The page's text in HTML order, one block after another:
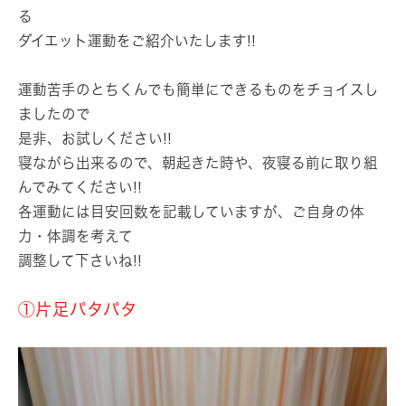
る
ダイエット運動をご紹介いたします!!
運動苦手のとちくんでも簡単にできるものをチョイスし
ましたので
是非、お試しください!!
寝ながら出来るので、朝起きた時や、夜寝る前に取り組
んでみてください!!
各運動には目安回数を記載していますが、ご自身の体
力・体調を考えて
調整して下さいね!!
①片足パタパタ